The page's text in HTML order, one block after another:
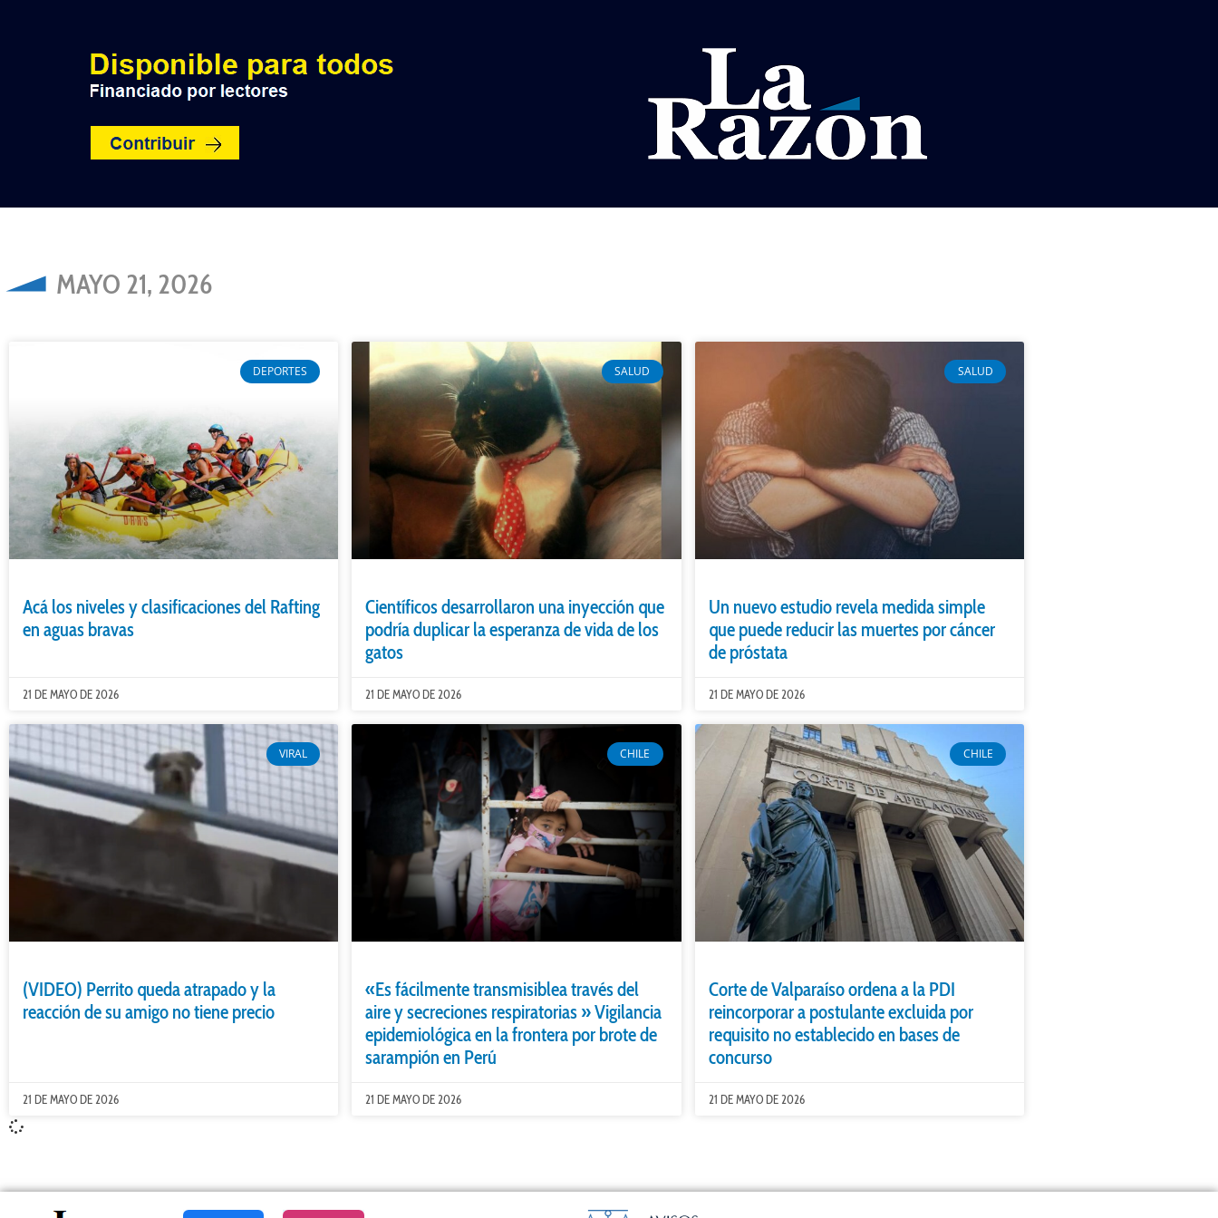
MAYO 21, 2026
DEPORTES
Acá los niveles y clasificaciones del Rafting
en aguas bravas
21 DE MAYO DE 2026
SALUD
Científicos desarrollaron una inyección que
podría duplicar la esperanza de vida de los
gatos
21 DE MAYO DE 2026
SALUD
Un nuevo estudio revela medida simple
que puede reducir las muertes por cáncer
de próstata
21 DE MAYO DE 2026
VIRAL
(VIDEO) Perrito queda atrapado y la
reacción de su amigo no tiene precio
21 DE MAYO DE 2026
CHILE
«Es fácilmente transmisiblea través del
aire y secreciones respiratorias » Vigilancia
epidemiológica en la frontera por brote de
sarampión en Perú
21 DE MAYO DE 2026
CHILE
Corte de Valparaíso ordena a la PDI
reincorporar a postulante excluida por
requisito no establecido en bases de
concurso
21 DE MAYO DE 2026